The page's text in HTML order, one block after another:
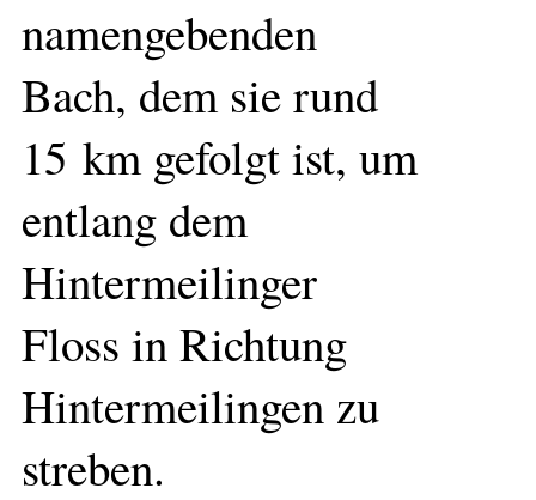
namengebenden
Bach, dem sie rund
15 km gefolgt ist, um
entlang dem
Hintermeilinger
Floss in Richtung
Hintermeilingen zu
streben.